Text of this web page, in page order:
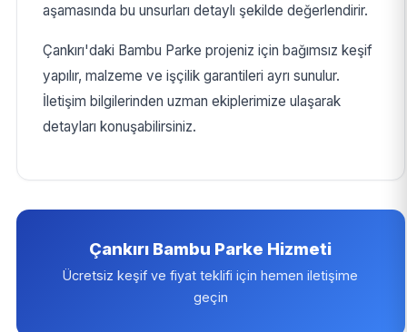
aşamasında bu unsurları detaylı şekilde değerlendirir.
Çankırı'daki Bambu Parke projeniz için bağımsız keşif
yapılır, malzeme ve işçilik garantileri ayrı sunulur.
İletişim bilgilerinden uzman ekiplerimize ulaşarak
detayları konuşabilirsiniz.
Çankırı Bambu Parke Hizmeti
Ücretsiz keşif ve fiyat teklifi için hemen iletişime
geçin